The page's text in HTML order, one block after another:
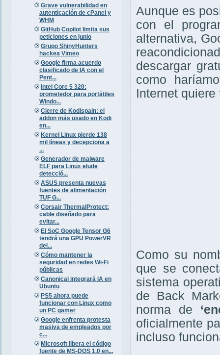
Grave vulnerabilidad en
autenticación de cPanel y
WHM
GitHub Copilot limita sus
peticiones en junio
Grupo ShinyHunters
hackea Vimeo
Google firma acuerdo
clasificado de IA con el
Pent...
Intel Core 5 320:
prometedor para portátiles
Windo...
Cierre de Kodispain: el
addon más usado en Kodi
en...
Kernel Linux pierde 138
mil líneas y decepciona a
...
Generador de malware
ELF para Linux elude
detecció...
ASUS presenta nuevas
fuentes de alimentación
TUF G...
Corsair ThermalProtect:
cable diseñado para
evitar...
El SoC Google Tensor G6
tendrá una GPU PowerVR
del...
Cómo mantener la
seguridad en redes Wi-Fi
públicas
Canonical integrará IA en
Ubuntu
PS5 ahora puede
funcionar con Linux como
un PC gamer
Google enfrenta protesta
masiva de empleados por
c...
Microsoft libera el código
fuente de MS-DOS 1.0 en...
Aunque es
con el
alternativa,
descargar
como
Internet
Como su
que se
sistema
de Back
norma de
oficialmente
incluso